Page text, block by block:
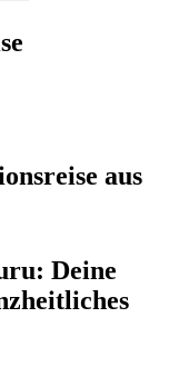
aus
Deine